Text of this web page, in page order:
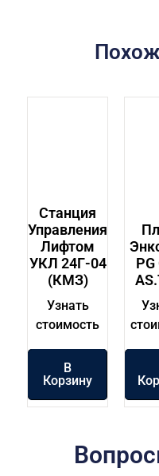
Станция
Управления
Лифтом
УКЛ 24Г-04
(КМЗ)
Узнать
стоимость
В
Корзину
PG